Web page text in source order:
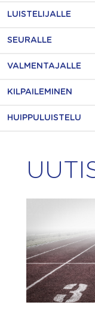
LUISTELIJALLE
SEURALLE
VALMENTAJALLE
KILPAILEMINEN
HUIPPULUISTELU